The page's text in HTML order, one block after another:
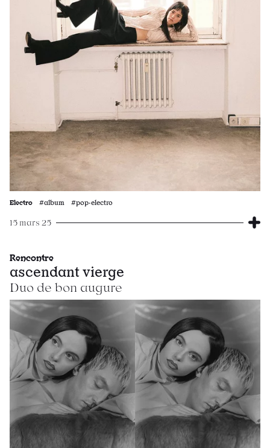
Electro #album #pop·electro
15 mars 25
Rencontre
ascendant vierge
Duo de bon augure